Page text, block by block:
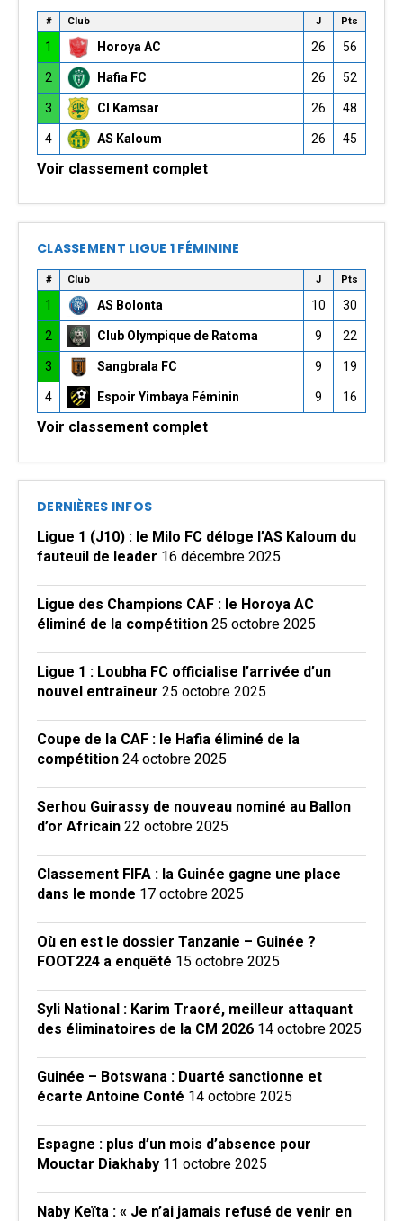
# Club J Pts
1 Horoya AC 26 56
2 Hafia FC 26 52
3 CI Kamsar 26 48
4 AS Kaloum 26 45
Voir classement complet
CLASSEMENT LIGUE 1 FÉMININE
# Club J Pts
1 AS Bolonta 10 30
2 Club Olympique de Ratoma 9 22
3 Sangbrala FC 9 19
4 Espoir Yimbaya Féminin 9 16
Voir classement complet
DERNIÈRES INFOS
Ligue 1 (J10) : le Milo FC déloge l’AS Kaloum du
fauteuil de leader 16 décembre 2025
Ligue des Champions CAF : le Horoya AC
éliminé de la compétition 25 octobre 2025
Ligue 1 : Loubha FC officialise l’arrivée d’un
nouvel entraîneur 25 octobre 2025
Coupe de la CAF : le Hafia éliminé de la
compétition 24 octobre 2025
Serhou Guirassy de nouveau nominé au Ballon
d’or Africain 22 octobre 2025
Classement FIFA : la Guinée gagne une place
dans le monde 17 octobre 2025
Où en est le dossier Tanzanie – Guinée ?
FOOT224 a enquêté 15 octobre 2025
Syli National : Karim Traoré, meilleur attaquant
des éliminatoires de la CM 2026 14 octobre 2025
Guinée – Botswana : Duarté sanctionne et
écarte Antoine Conté 14 octobre 2025
Espagne : plus d’un mois d’absence pour
Mouctar Diakhaby 11 octobre 2025
Naby Keïta : « Je n’ai jamais refusé de venir en